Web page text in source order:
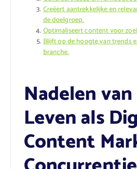
Creëert aantrekkelijke en
de doelgroep.
Optimaliseert content voor
Blijft op de hoogte van trends
branche.
Nadelen
Leven als
Content